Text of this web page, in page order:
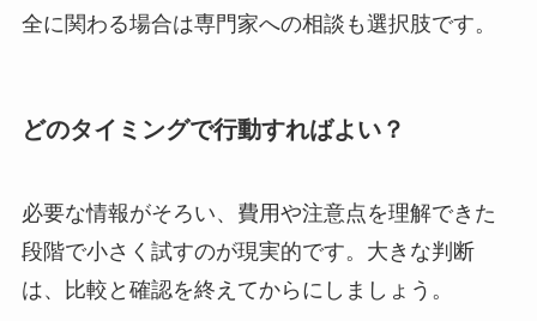
全に関わる場合は専門家への相談も選択肢です。
どのタイミングで行動すればよい？
必要な情報がそろい、費用や注意点を理解できた
段階で小さく試すのが現実的です。大きな判断
は、比較と確認を終えてからにしましょう。